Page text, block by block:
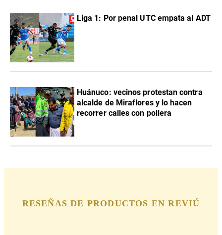
Liga 1: Por penal UTC empata al ADT
Huánuco: vecinos protestan contra
alcalde de Miraflores y lo hacen
recorrer calles con pollera